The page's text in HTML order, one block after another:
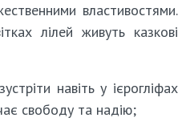
властивостями.
лілей живуть казкові
навіть у ієрогліфах
свободу та надію;